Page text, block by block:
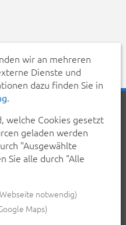
wir an mehreren
Dienste und
dazu finden Sie in
.
welche Cookies gesetzt
geladen werden
"Ausgewählte
Sie alle durch "Alle
notwendig)
Maps)